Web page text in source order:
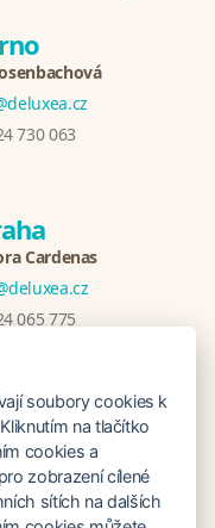
730 063
Cardenas
065 775
Khúlová
548 908
soubory cookies k
na tlačítko
cookies a
zobrazení cílené
sítích na dalších